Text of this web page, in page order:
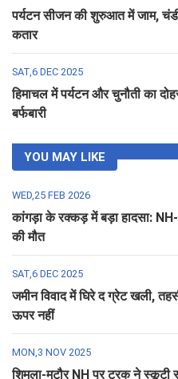
पर्यटन सीजन की शुरुआत में जाम,
कतार
SAT,6 DEC 2025
हिमाचल में पर्यटन और चुनौती का
बर्फबारी
YOU MAY LIKE
WED,25 FEB 2026
कांगड़ा के रक्कड़ में बड़ा हादसा:
की मौत
SAT,6 DEC 2025
जमीन विवाद में घिरे द ग्रेट खली,
ऊपर नहीं
MON,3 NOV 2025
शिमला-मटौर NH पर ट्रक ने स्कूटी